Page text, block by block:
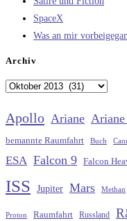
SpaceX
Was an mir
Archiv
Archiv
Apollo Ariane
bemannte Raumfahrt Buch
ESA Falcon 9 Falcon
ISS Jupiter Mars Methan
Proton Raumfahrt Russland